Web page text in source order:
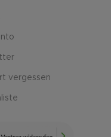
vergessen